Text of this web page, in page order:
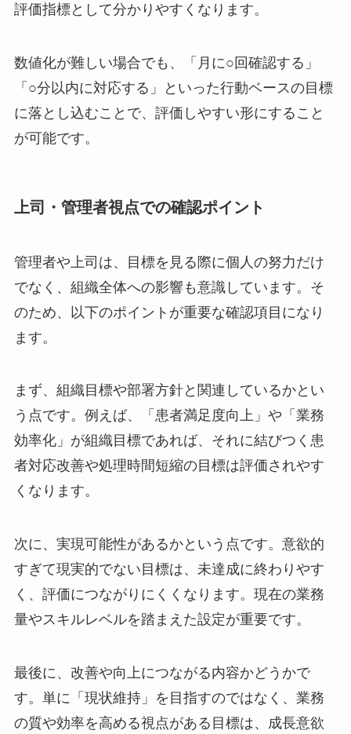
評価指標として分かりやすくなります。
数値化が難しい場合でも、「月に○回確認する」
「○分以内に対応する」といった行動ベースの目標
に落とし込むことで、評価しやすい形にすること
が可能です。
上司・管理者視点での確認ポイント
管理者や上司は、目標を見る際に個人の努力だけ
でなく、組織全体への影響も意識しています。そ
のため、以下のポイントが重要な確認項目になり
ます。
まず、組織目標や部署方針と関連しているかとい
う点です。例えば、「患者満足度向上」や「業務
効率化」が組織目標であれば、それに結びつく患
者対応改善や処理時間短縮の目標は評価されやす
くなります。
次に、実現可能性があるかという点です。意欲的
すぎて現実的でない目標は、未達成に終わりやす
く、評価につながりにくくなります。現在の業務
量やスキルレベルを踏まえた設定が重要です。
最後に、改善や向上につながる内容かどうかで
す。単に「現状維持」を目指すのではなく、業務
の質や効率を高める視点がある目標は、成長意欲